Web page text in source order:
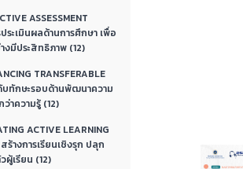
ASSESSMENT
ประเมินผลด้านการศึกษา เพื่อ
มีประสิทธิภาพ (12)
TRANSFERABLE
บทักษะรอบด้านพัฒนาความ
าความรู้ (12)
ACTIVE LEARNING
ร้างการเรียนเชิงรุก ปลุก
ผู้เรียน (12)